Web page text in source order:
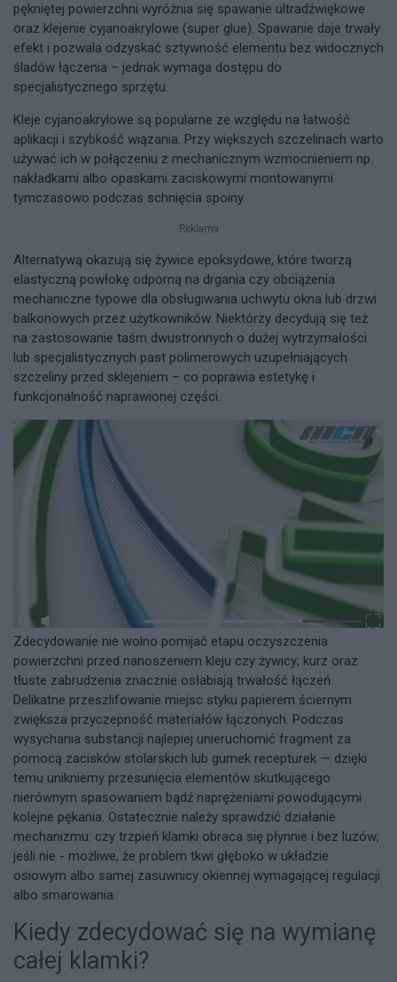
pękniętej powierzchni wyróżnia się spawanie ultradźwiękowe
oraz klejenie cyjanoakrylowe (super glue). Spawanie daje trwały
efekt i pozwala odzyskać sztywność elementu bez widocznych
śladów łączenia – jednak wymaga dostępu do
specjalistycznego sprzętu.
Kleje cyjanoakrylowe są popularne ze względu na łatwość
aplikacji i szybkość wiązania. Przy większych szczelinach warto
używać ich w połączeniu z mechanicznym wzmocnieniem np.
nakładkami albo opaskami zaciskowymi montowanymi
tymczasowo podczas schnięcia spoiny.
Reklama
Alternatywą okazują się żywice epoksydowe, które tworzą
elastyczną powłokę odporną na drgania czy obciążenia
mechaniczne typowe dla obsługiwania uchwytu okna lub drzwi
balkonowych przez użytkowników. Niektórzy decydują się też
na zastosowanie taśm dwustronnych o dużej wytrzymałości
lub specjalistycznych past polimerowych uzupełniających
szczeliny przed sklejeniem – co poprawia estetykę i
funkcjonalność naprawionej części.
Zdecydowanie nie wolno pomijać etapu oczyszczenia
powierzchni przed nanoszeniem kleju czy żywicy; kurz oraz
tłuste zabrudzenia znacznie osłabiają trwałość łączeń.
Delikatne przeszlifowanie miejsc styku papierem ściernym
zwiększa przyczepność materiałów łączonych. Podczas
wysychania substancji najlepiej unieruchomić fragment za
pomocą zacisków stolarskich lub gumek recepturek — dzięki
temu unikniemy przesunięcia elementów skutkującego
nierównym spasowaniem bądź naprężeniami powodującymi
kolejne pękania. Ostatecznie należy sprawdzić działanie
mechanizmu: czy trzpień klamki obraca się płynnie i bez luzów;
jeśli nie - możliwe, że problem tkwi głęboko w układzie
osiowym albo samej zasuwnicy okiennej wymagającej regulacji
albo smarowania.
Kiedy zdecydować się na wymianę
całej klamki?